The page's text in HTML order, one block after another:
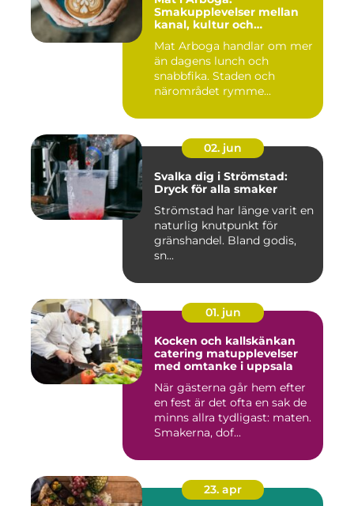
Smakupplevelser mellan
kanal, kultur och
Mat Arboga handlar om mer
än dagens lunch och
snabbfika. Staden och
närområdet rymme...
02. jun
Svalka dig i Strömstad:
Dryck för alla smaker
Strömstad har länge varit en
naturlig knutpunkt för
gränshandel. Bland godis,
sn...
01. jun
Kocken och kallskänkan
catering matupplevelser
med omtanke i uppsala
När gästerna går hem efter
en fest är det ofta en sak de
minns allra tydligast: maten.
Smakerna, dof...
23. apr